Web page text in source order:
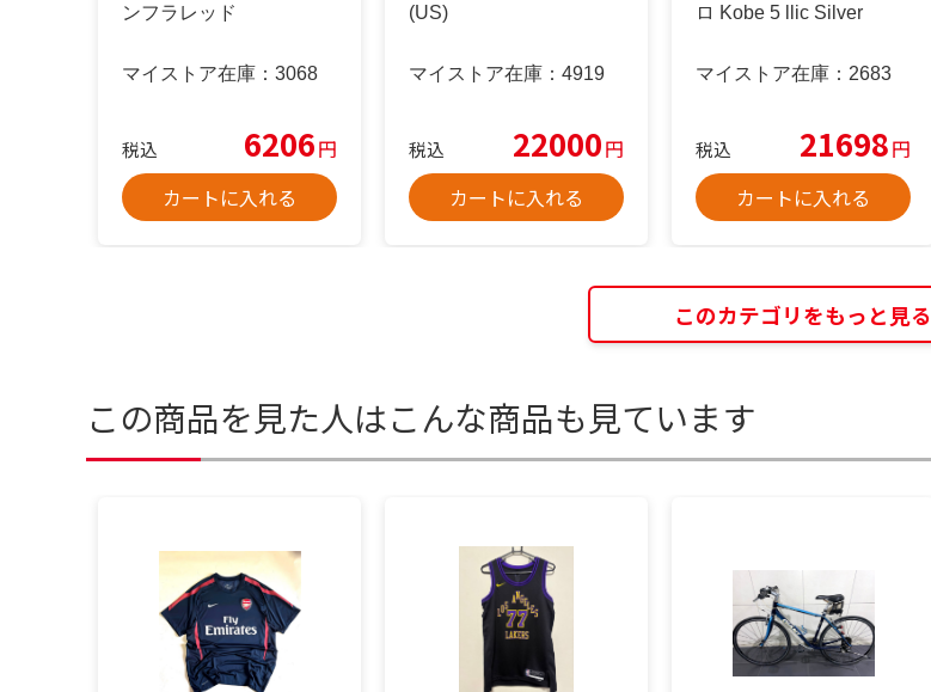
ンフラレッド
マイストア在庫： 3068
税込 6206円
カートに入れる
(US)
マイストア在庫： 4919
税込 22000円
カートに入れる
ロ Kobe 5 llic Silver
マイストア在庫： 2683
税込 21698円
カートに入れる
このカテゴリをもっと見る
この商品を見た人はこんな商品も見ています